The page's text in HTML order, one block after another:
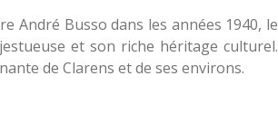
André Busso dans les années 1940, le
et son riche héritage culturel.
de Clarens et de ses environs.